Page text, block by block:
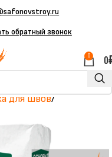
обратный звонок
0 0
для швов